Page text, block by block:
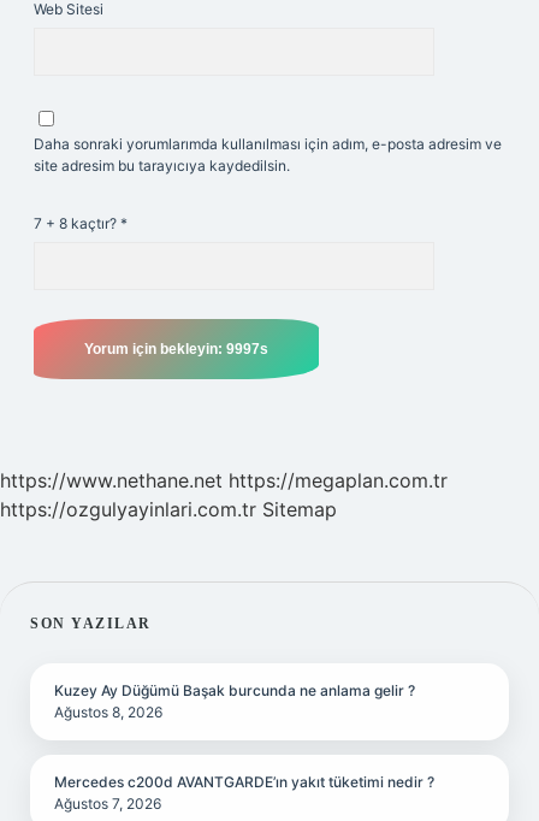
Web Sitesi
Daha sonraki yorumlarımda kullanılması için adım, e-posta adresim ve
site adresim bu tarayıcıya kaydedilsin.
7 + 8 kaçtır? *
https://www.nethane.net https://megaplan.com.tr
https://ozgulyayinlari.com.tr Sitemap
SIDEBAR
SON YAZILAR
Kuzey Ay Düğümü Başak burcunda ne anlama gelir ?
Ağustos 8, 2026
Mercedes c200d AVANTGARDE’ın yakıt tüketimi nedir ?
Ağustos 7, 2026